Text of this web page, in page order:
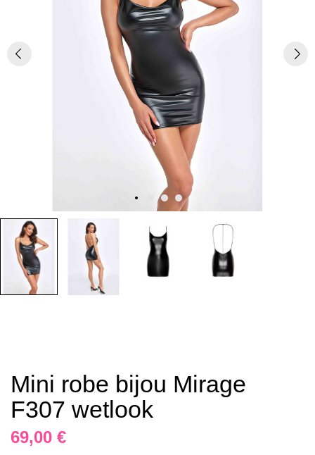
Mini robe bijou Mirage
F307 wetlook
69,00 €